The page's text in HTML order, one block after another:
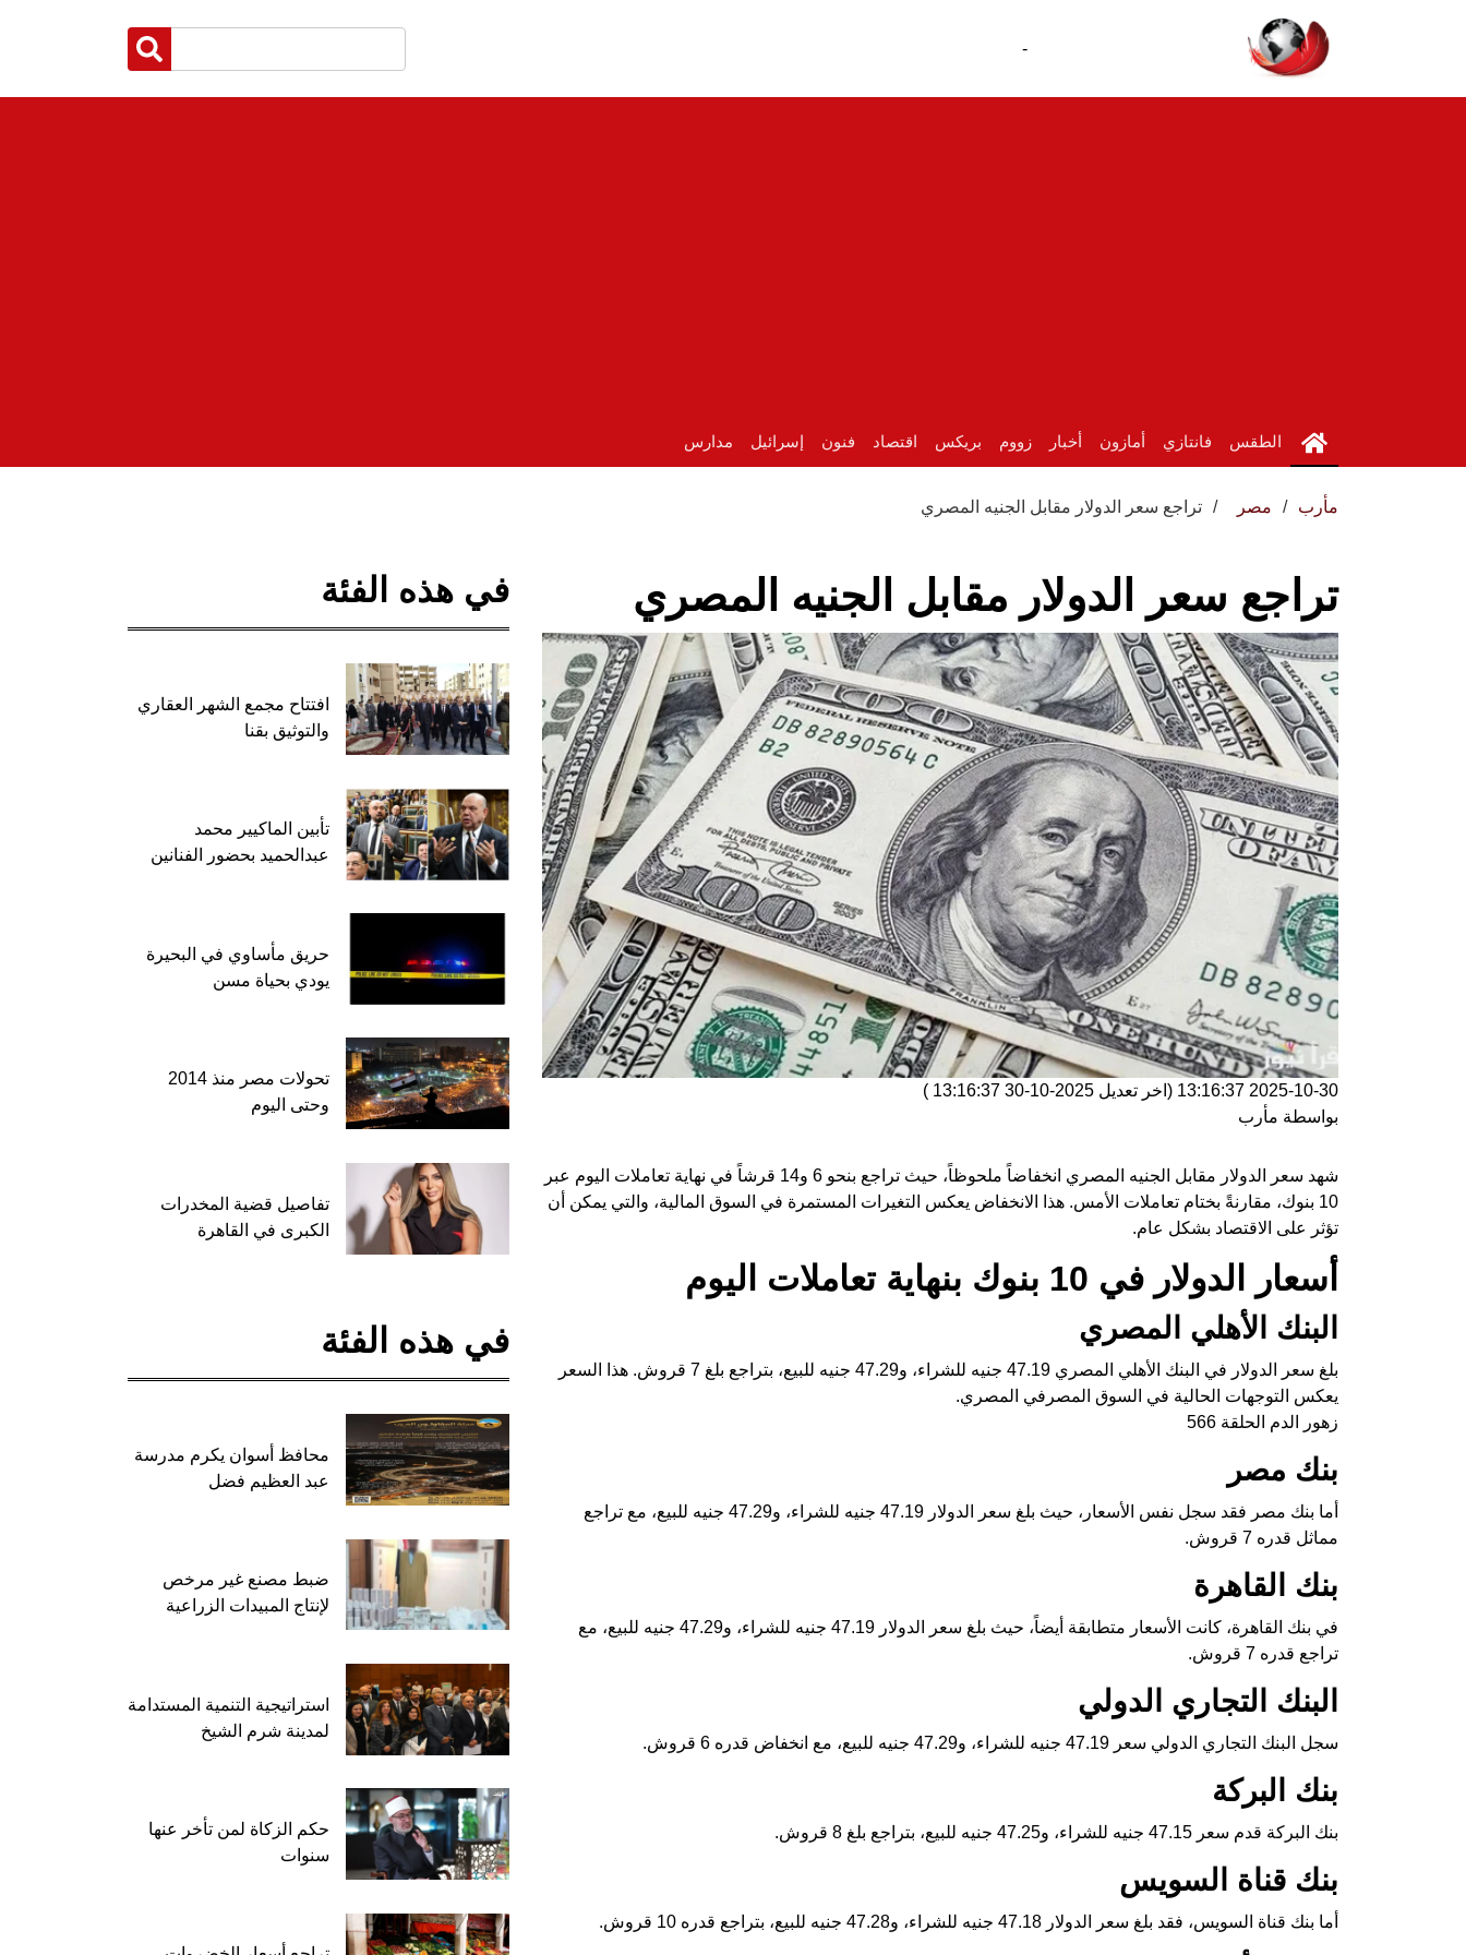
-
الطقس فانتازي أمازون أخبار زووم بريكس اقتصاد فنون إسرائيل مدارس
مأرب مصر تراجع سعر الدولار مقابل الجنيه المصري
تراجع سعر الدولار مقابل الجنيه المصري
2025-10-30 13:16:37 (اخر تعديل 2025-10-30 13:16:37
)
بواسطة مأرب
شهد سعر الدولار مقابل الجنيه المصري انخفاضاً ملحوظاً، حيث تراجع بنحو 6 و14 قرشاً في نهاية تعاملات اليوم عبر
10 بنوك، مقارنةً بختام تعاملات الأمس. هذا الانخفاض يعكس التغيرات المستمرة في السوق المالية، والتي يمكن أن
تؤثر على الاقتصاد بشكل عام.
أسعار الدولار في 10 بنوك بنهاية تعاملات اليوم
البنك الأهلي المصري
بلغ سعر الدولار في البنك الأهلي المصري 47.19 جنيه للشراء، و47.29 جنيه للبيع، بتراجع بلغ 7 قروش. هذا السعر
يعكس التوجهات الحالية في السوق المصرفي المصري.
زهور الدم الحلقة 566
بنك مصر
أما بنك مصر فقد سجل نفس الأسعار، حيث بلغ سعر الدولار 47.19 جنيه للشراء، و47.29 جنيه للبيع، مع تراجع
مماثل قدره 7 قروش.
بنك القاهرة
في بنك القاهرة، كانت الأسعار متطابقة أيضاً، حيث بلغ سعر الدولار 47.19 جنيه للشراء، و47.29 جنيه للبيع، مع
تراجع قدره 7 قروش.
البنك التجاري الدولي
سجل البنك التجاري الدولي سعر 47.19 جنيه للشراء، و47.29 جنيه للبيع، مع انخفاض قدره 6 قروش.
بنك البركة
بنك البركة قدم سعر 47.15 جنيه للشراء، و47.25 جنيه للبيع، بتراجع بلغ 8 قروش.
بنك قناة السويس
أما بنك قناة السويس، فقد بلغ سعر الدولار 47.18 جنيه للشراء، و47.28 جنيه للبيع، بتراجع قدره 10 قروش.
في هذه الفئة
افتتاح مجمع الشهر العقاري
والتوثيق بقنا
تأبين الماكيير محمد
عبدالحميد بحضور الفنانين
حريق مأساوي في البحيرة
يودي بحياة مسن
تحولات مصر منذ 2014
وحتى اليوم
تفاصيل قضية المخدرات
الكبرى في القاهرة
في هذه الفئة
محافظ أسوان يكرم مدرسة
عبد العظيم فضل
ضبط مصنع غير مرخص
لإنتاج المبيدات الزراعية
استراتيجية التنمية المستدامة
لمدينة شرم الشيخ
حكم الزكاة لمن تأخر عنها
سنوات